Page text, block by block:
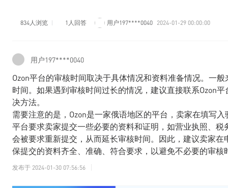
834人浏览 1人回答 用户197****0040 2024-01-29 00:00:00
用户197****0040
Ozon平台的审核时间取决于具体情况和资料准备情况。一
时间。如果遇到审核时间过长的情况，建议直接联系Ozon
决方法。
需要注意的是，Ozon是一家俄语地区的平台，卖家在填写
平台要求卖家提交一些必要的资料和证明，如营业执照、
会被要求重新提交，从而延长审核时间。因此，建议卖家
保提交的资料齐全、准确、符合要求，以避免不必要的审核
发布于 2024-01-30 07:56:56